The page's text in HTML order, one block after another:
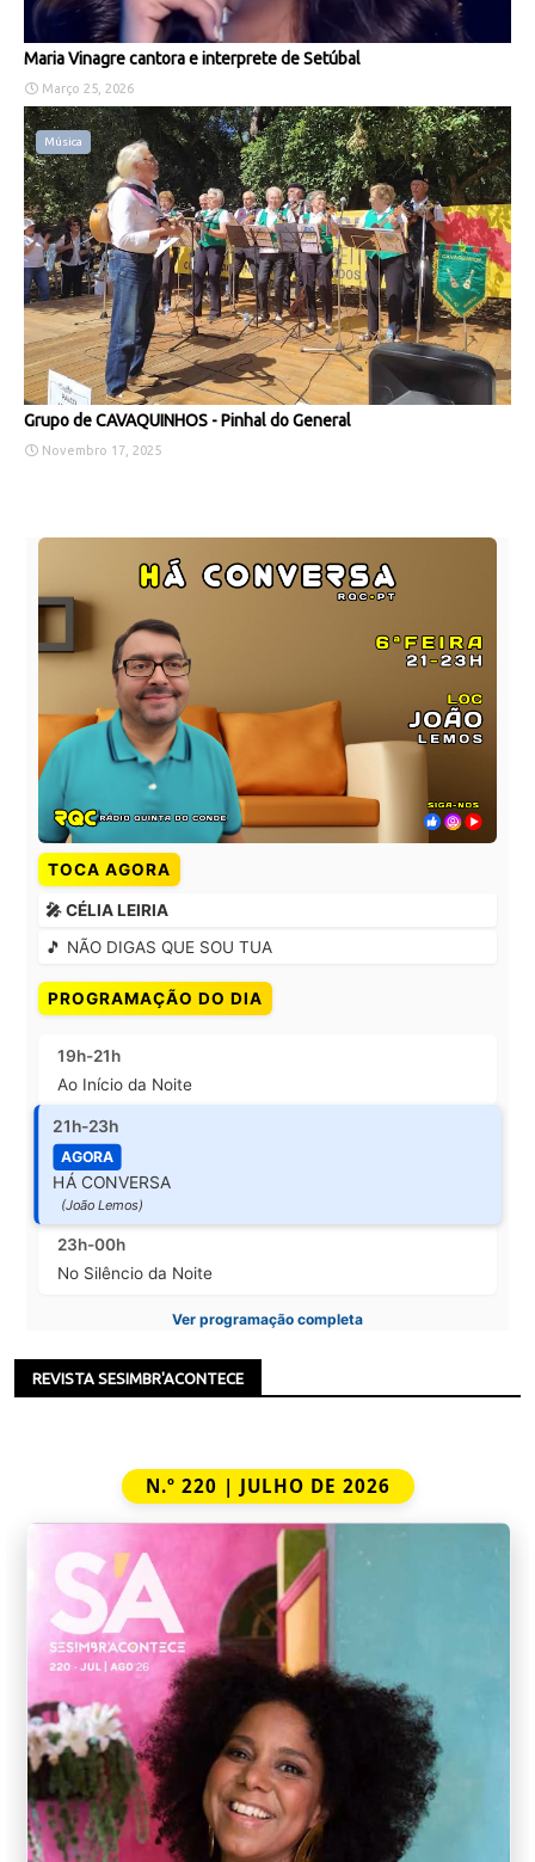
Maria Vinagre cantora e interprete de Setúbal
Março 25, 2026
Música
Grupo de CAVAQUINHOS - Pinhal do General
Novembro 17, 2025
TOCA AGORA
🎤 CÉLIA LEIRIA
🎵 NÃO DIGAS QUE SOU TUA
PROGRAMAÇÃO DO DIA
19h-21h
Ao Início da Noite
21h-23h
AGORA
HÁ CONVERSA
(João Lemos)
23h-00h
No Silêncio da Noite
Ver programação completa
REVISTA SESIMBR'ACONTECE
N.º 220 | JULHO DE 2026